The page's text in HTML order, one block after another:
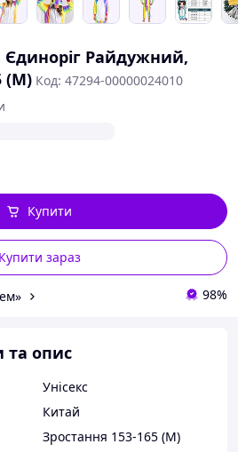
Райдужний,
(M) Код: 47294-00000024010
Купити зараз
Купити
98%
та опис
Унісекс
Китай
Зростання 153-165 (M)